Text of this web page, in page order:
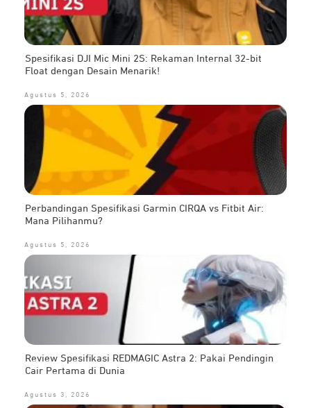
Spesifikasi DJI Mic Mini 2S: Rekaman Internal 32-bit
Float dengan Desain Menarik!
Agustus 5, 2026
Perbandingan Spesifikasi Garmin CIRQA vs Fitbit Air:
Mana Pilihanmu?
Agustus 5, 2026
Review Spesifikasi REDMAGIC Astra 2: Pakai Pendingin
Cair Pertama di Dunia
Agustus 3, 2026